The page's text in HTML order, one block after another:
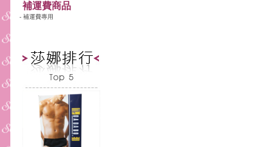
補運費商品
- 補運費專用